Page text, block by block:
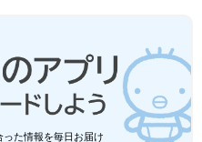
リンク先は、削除される場合
さい。
、現在と異なる場合がありま
た情報を毎日お届け